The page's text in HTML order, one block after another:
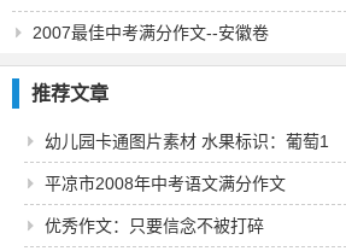
2007最佳中考满分作文--安徽卷
推荐文章
幼儿园卡通图片素材 水果标识：葡萄1
平凉市2008年中考语文满分作文
优秀作文：只要信念不被打碎